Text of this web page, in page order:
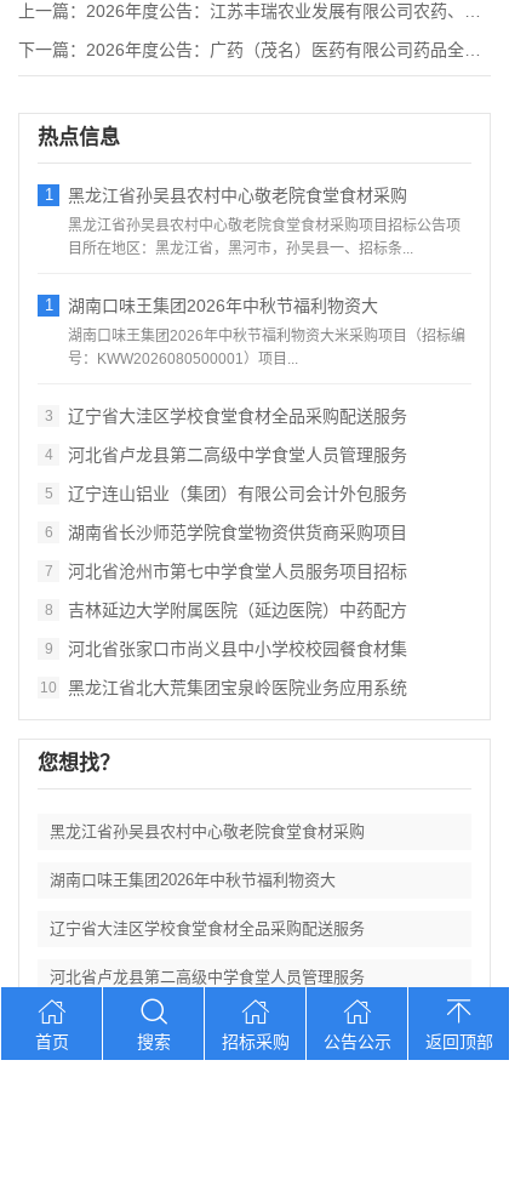
上一篇： 2026年度公告：江苏丰瑞农业发展有限公司农药、化肥、种子等
下一篇： 2026年度公告：广药（茂名）医药有限公司药品全链条精细化管
热点信息
1 黑龙江省孙吴县农村中心敬老院食堂食材采购
黑龙江省孙吴县农村中心敬老院食堂食材采购项目招标公告项
目所在地区：黑龙江省，黑河市，孙吴县一、招标条...
1 湖南口味王集团2026年中秋节福利物资大
湖南口味王集团2026年中秋节福利物资大米采购项目（招标编
号：KWW2026080500001）项目...
3 辽宁省大洼区学校食堂食材全品采购配送服务
4 河北省卢龙县第二高级中学食堂人员管理服务
5 辽宁连山铝业（集团）有限公司会计外包服务
6 湖南省长沙师范学院食堂物资供货商采购项目
7 河北省沧州市第七中学食堂人员服务项目招标
8 吉林延边大学附属医院（延边医院）中药配方
9 河北省张家口市尚义县中小学校校园餐食材集
10 黑龙江省北大荒集团宝泉岭医院业务应用系统
您想找？
黑龙江省孙吴县农村中心敬老院食堂食材采购
湖南口味王集团2026年中秋节福利物资大
辽宁省大洼区学校食堂食材全品采购配送服务
河北省卢龙县第二高级中学食堂人员管理服务
辽宁连山铝业（集团）有限公司会计外包服务
首页 搜索 招标采购 公告公示 返回顶部